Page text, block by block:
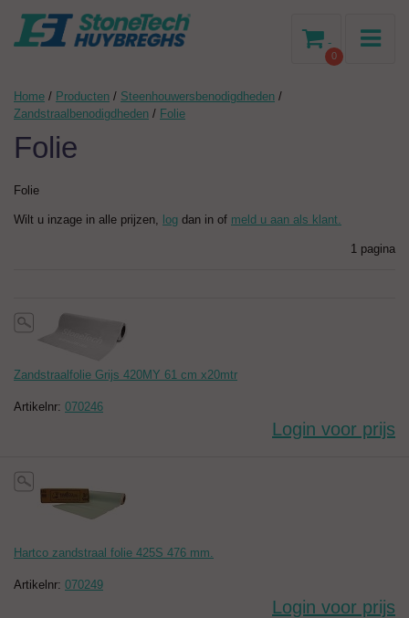
0
-
Home / Producten / Steenhouwersbenodigdheden /
Zandstraalbenodigdheden / Folie
Folie
Folie
Wilt u inzage in alle prijzen, log dan in of meld u aan als klant.
1 pagina
Zandstraalfolie Grijs 420MY 61 cm x20mtr
Artikelnr: 070246
Login voor prijs
Hartco zandstraal folie 425S 476 mm.
Artikelnr: 070249
Login voor prijs